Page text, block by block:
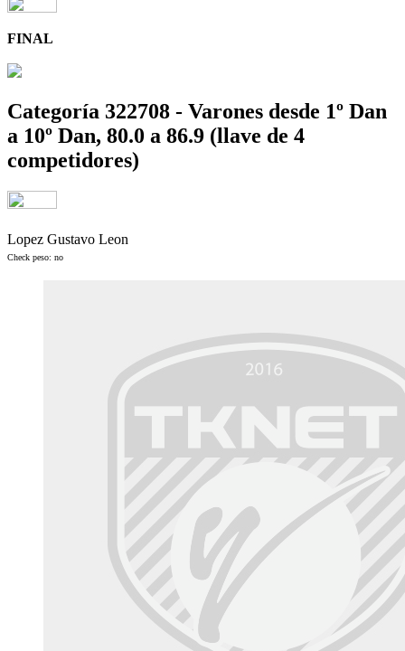
FINAL
Categoría 322708 - Varones desde 1º Dan
a 10º Dan, 80.0 a 86.9 (llave de 4
competidores)
Lopez Gustavo Leon
Check peso: no